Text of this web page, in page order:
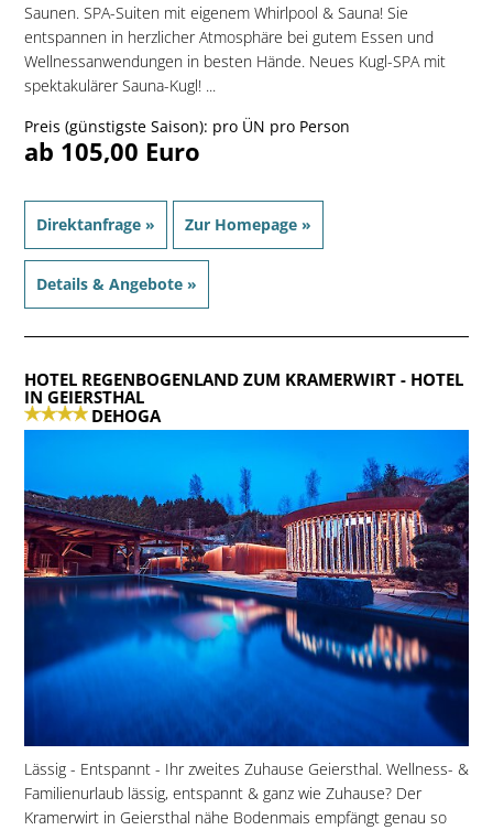
Saunen. SPA-Suiten mit eigenem Whirlpool & Sauna! Sie
entspannen in herzlicher Atmosphäre bei gutem Essen und
Wellnessanwendungen in besten Hände. Neues Kugl-SPA mit
spektakulärer Sauna-Kugl! ...
Preis (günstigste Saison): pro ÜN pro Person
ab 105,00 Euro
Direktanfrage » Zur Homepage »
Details & Angebote »
HOTEL REGENBOGENLAND ZUM KRAMERWIRT- HOTEL
IN GEIERSTHAL
DEHOGA
Lässig - Entspannt - Ihr zweites Zuhause Geiersthal. Wellness- &
Familienurlaub lässig, entspannt & ganz wie Zuhause? Der
Kramerwirt in Geiersthal nähe Bodenmais empfängt genau so